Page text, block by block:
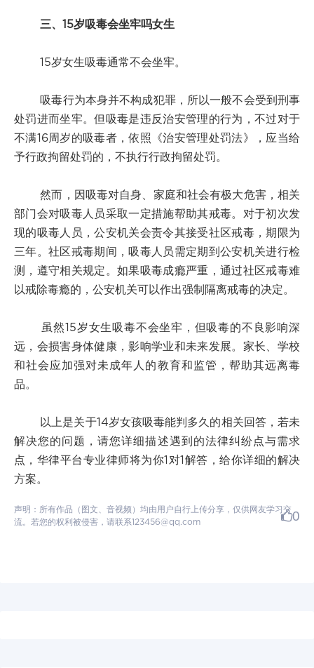
三、15岁吸毒会坐牢吗女生
15岁女生吸毒通常不会坐牢。
吸毒行为本身并不构成犯罪，所以一般不会受到刑事
处罚进而坐牢。但吸毒是违反治安管理的行为，不过对于
不满16周岁的吸毒者，依照《治安管理处罚法》，应当给
予行政拘留处罚的，不执行行政拘留处罚。
然而，因吸毒对自身、家庭和社会有极大危害，相关
部门会对吸毒人员采取一定措施帮助其戒毒。对于初次发
现的吸毒人员，公安机关会责令其接受社区戒毒，期限为
三年。社区戒毒期间，吸毒人员需定期到公安机关进行检
测，遵守相关规定。如果吸毒成瘾严重，通过社区戒毒难
以戒除毒瘾的，公安机关可以作出强制隔离戒毒的决定。
虽然15岁女生吸毒不会坐牢，但吸毒的不良影响深
远，会损害身体健康，影响学业和未来发展。家长、学校
和社会应加强对未成年人的教育和监管，帮助其远离毒
品。
以上是关于14岁女孩吸毒能判多久的相关回答，若未
解决您的问题，请您详细描述遇到的法律纠纷点与需求
点，华律平台专业律师将为你1对1解答，给你详细的解决
方案。
声明：所有作品（图文、音视频）均由用户自行上传分享，仅供网友学习交
流。若您的权利被侵害，请联系123456@qq.com
0